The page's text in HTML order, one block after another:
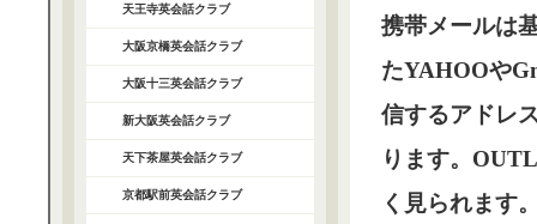
携帯メールは
たYAHOOや
信するアドレ
ります。
く見られます
天王寺英会話クラブ
大阪京橋英会話クラブ
大阪十三英会話クラブ
新大阪英会話クラブ
天下茶屋英会話クラブ
京都駅前英会話クラブ